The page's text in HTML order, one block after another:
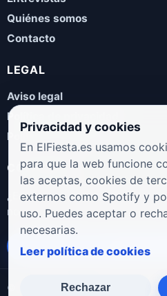
Quiénes somos
Contacto
LEGAL
Aviso legal
Política de privacidad
Política de cookies
COLABORA
¿Eres artista, manager, sello o
novedades, galas, entrevistas o
Enviar
© 2026 ElFiesta.es Noticias · Galas
Privacidad y cookies
En ElFiesta.es usamos
para que la web funcione
las aceptas, cookies de
externos como Spotify y
uso. Puedes aceptar o
necesarias.
Leer política de cookies
Rechazar